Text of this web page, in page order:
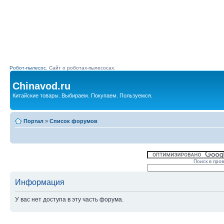
Робот-пылесос. Сайт о роботах-пылесосах.
Chinavod.ru
Китайские товары. Выбираем. Покупаем. Пользуемся.
Портал » Список форумов
Поиск в
Информация
У вас нет доступа в эту часть форума.